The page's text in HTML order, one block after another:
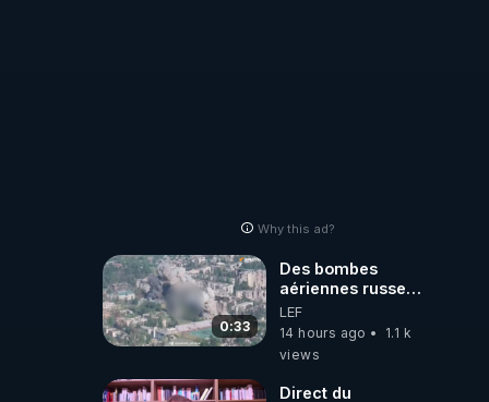
Why this ad?
0:33
Des bombes
aériennes russes
anéantissent les
centres de
contrôle de
brigades
LEF
14 hours ago
1.1 k
views
Direct du